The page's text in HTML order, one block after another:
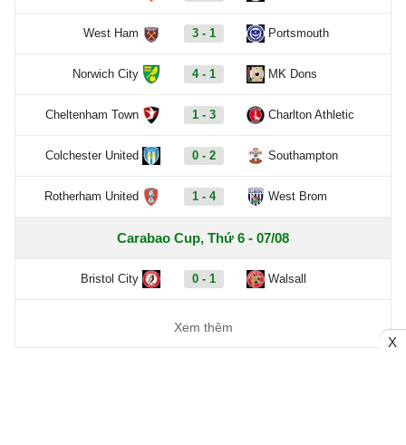
West Ham 3 - 1 Portsmouth
Norwich City 4 - 1 MK Dons
Cheltenham Town 1 - 3 Charlton Athletic
Colchester United 0 - 2 Southampton
Rotherham United 1 - 4 West Brom
Carabao Cup, Thứ 6 - 07/08
Bristol City 0 - 1 Walsall
Xem thêm
X